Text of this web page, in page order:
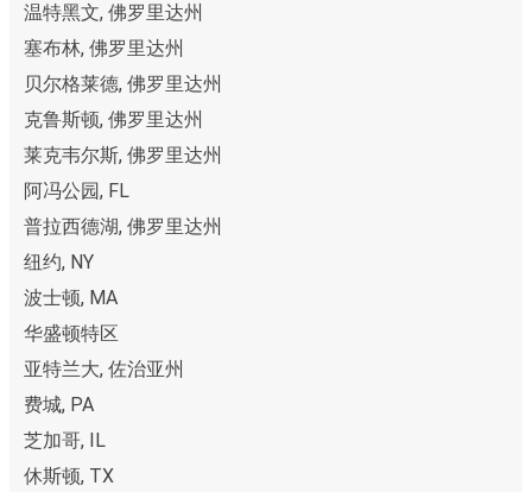
温特黑文, 佛罗里达州
塞布林, 佛罗里达州
贝尔格莱德, 佛罗里达州
克鲁斯顿, 佛罗里达州
莱克韦尔斯, 佛罗里达州
阿冯公园, FL
普拉西德湖, 佛罗里达州
纽约, NY
波士顿, MA
华盛顿特区
亚特兰大, 佐治亚州
费城, PA
芝加哥, IL
休斯顿, TX